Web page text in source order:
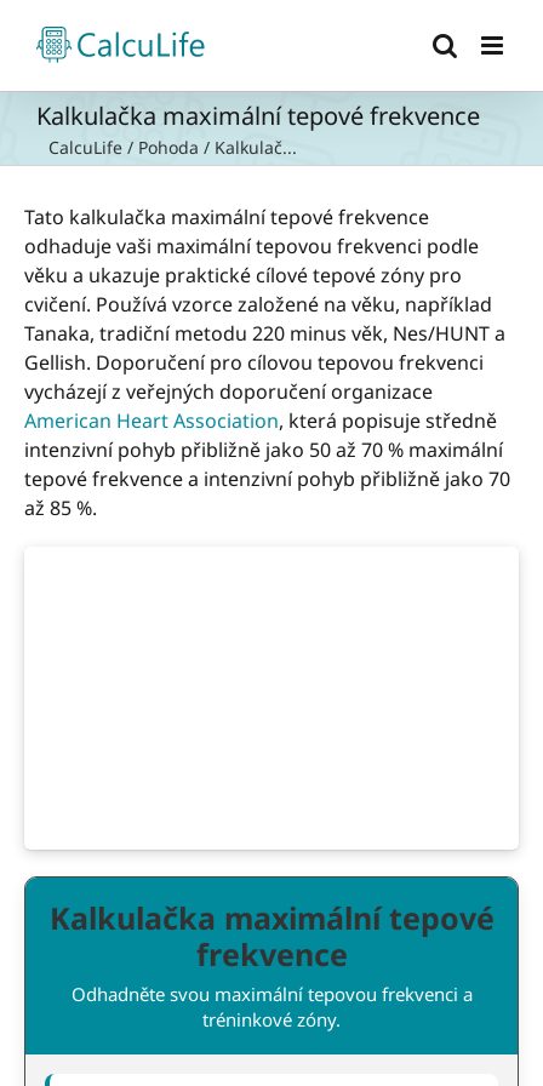
obsah
Kalkulačka maximální tepové frekvence
CalcuLife / Pohoda / Kalkulač...
Tato kalkulačka maximální tepové frekvence
odhaduje vaši maximální tepovou frekvenci podle
věku a ukazuje praktické cílové tepové zóny pro
cvičení. Používá vzorce založené na věku, například
Tanaka, tradiční metodu 220 minus věk, Nes/HUNT a
Gellish. Doporučení pro cílovou tepovou frekvenci
vycházejí z veřejných doporučení organizace
American Heart Association, která popisuje středně
intenzivní pohyb přibližně jako 50 až 70 % maximální
tepové frekvence a intenzivní pohyb přibližně jako 70
až 85 %.
Kalkulačka maximální tepové
frekvence
Odhadněte svou maximální tepovou frekvenci a
tréninkové zóny.